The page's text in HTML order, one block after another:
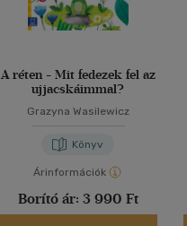
A réten - Mit fedezek fel az
ujjacskáimmal?
Grazyna Wasilewicz
Könyv
Árinformációk
Borító ár: 3 990 Ft